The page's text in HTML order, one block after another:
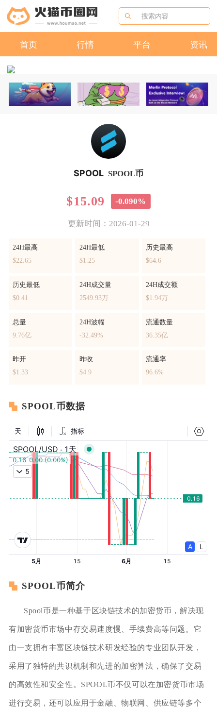
首页 行情 平台 资讯
SPOOL SPOOL币
$15.09 -0.090%
更新时间：2026-01-29
24H最高
$22.65
24H最低
$1.25
历史最高
$64.6
历史最低
$0.41
24H成交量
2549.93万
24H成交额
$1.94万
总量
9.76亿
24H波幅
-32.49%
流通数量
36.35亿
昨开
$1.33
昨收
$4.9
流通率
96.6%
SPOOL币数据
SPOOL币简介
Spool币是一种基于区块链技术的加密货币，解决现
有加密货币市场中存交易速度慢、手续费高等问题。它
由一支拥有丰富区块链技术研发经验的专业团队开发，
采用了独特的共识机制和先进的加密算法，确保了交易
的高效性和安全性。SPOOL币不仅可以在加密货币市场
进行交易，还可以应用于金融、物联网、供应链等多个